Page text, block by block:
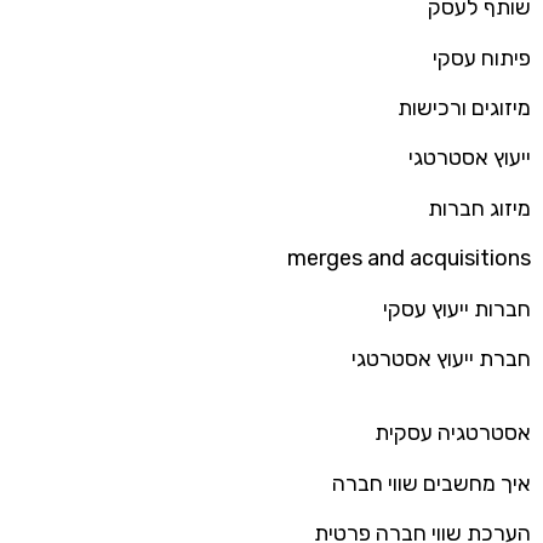
שותף לעסק
פיתוח עסקי
מיזוגים ורכישות
ייעוץ אסטרטגי
מיזוג חברות
merges and acquisitions
חברות ייעוץ עסקי
חברת ייעוץ אסטרטגי
אסטרטגיה עסקית
איך מחשבים שווי חברה
הערכת שווי חברה פרטית